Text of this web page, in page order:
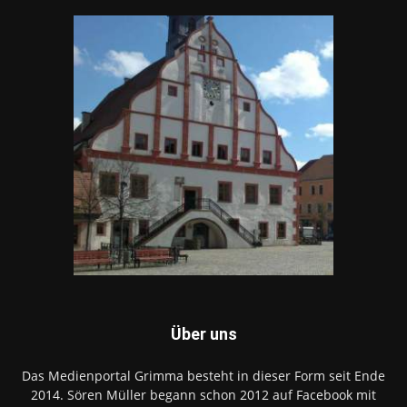
Über uns
Das Medienportal Grimma besteht in dieser Form seit Ende
2014. Sören Müller begann schon 2012 auf Facebook mit